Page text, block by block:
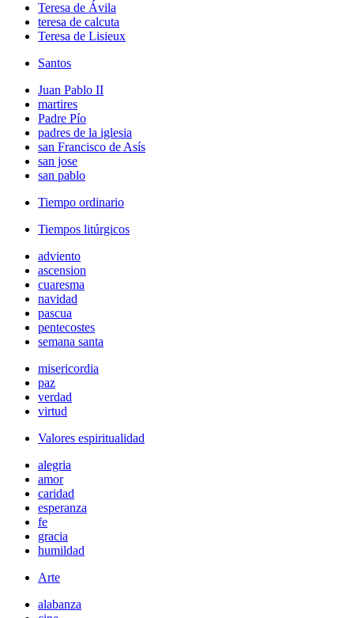
Teresa de Ávila
teresa de calcuta
Teresa de Lisieux
Santos
Juan Pablo II
martires
Padre Pío
padres de la iglesia
san Francisco de Asís
san jose
san pablo
Tiempo ordinario
Tiempos litúrgicos
adviento
ascension
cuaresma
navidad
pascua
pentecostes
semana santa
misericordia
paz
verdad
virtud
Valores espiritualidad
alegria
amor
caridad
esperanza
fe
gracia
humildad
Arte
alabanza